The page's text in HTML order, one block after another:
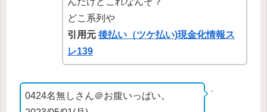
どこ系列や
引用元後払い（ツケ払い)現金化情報ス
レ139
0424名無しさん＠お腹いっぱい。